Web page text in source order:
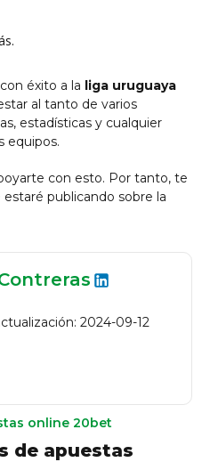
éxito a la liga uruguaya
al tanto de varios
estadísticas y cualquier
equipos.
con esto. Por tanto, te
publicando sobre la
2024-09-12
de apuestas